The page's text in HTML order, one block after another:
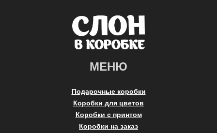
МЕНЮ
Подарочные коробки
Коробки для цветов
Коробки с принтом
Коробки на заказ